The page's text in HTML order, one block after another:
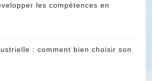
les compétences en
: comment bien choisir son